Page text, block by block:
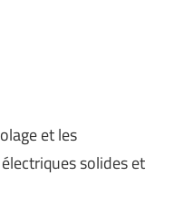
et les
solides et